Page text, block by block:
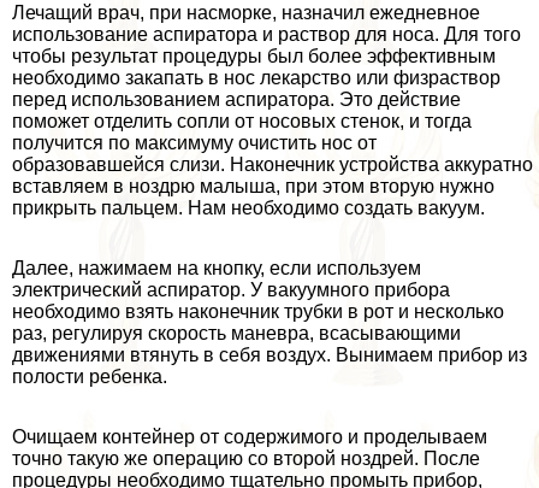
Лечащий врач, при насморке, назначил ежедневное
использование аспиратора и раствор для носа. Для того
чтобы результат процедуры был более эффективным
необходимо закапать в нос лекарство или физраствор
перед использованием аспиратора. Это действие
поможет отделить сопли от носовых стенок, и тогда
получится по максимуму очистить нос от
образовавшейся слизи. Наконечник устройства аккуратно
вставляем в ноздрю малыша, при этом вторую нужно
прикрыть пальцем. Нам необходимо создать вакуум.
Далее, нажимаем на кнопку, если используем
электрический аспиратор. У вакуумного прибора
необходимо взять наконечник трубки в рот и несколько
раз, регулируя скорость маневра, всасывающими
движениями втянуть в себя воздух. Вынимаем прибор из
полости ребенка.
Очищаем контейнер от содержимого и проделываем
точно такую же операцию со второй ноздрей. После
процедуры необходимо тщательно промыть прибор,